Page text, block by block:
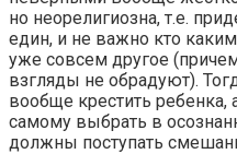
но неорелигиозна, т.е.
един, и не важно кто
уже совсем другое
взгляды не обрадуют).
вообще крестить ребенка,
самому выбрать в
должны поступать